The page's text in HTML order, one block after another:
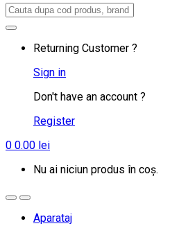
Search
Returning Customer ?
Sign in
Don't have an account ?
Register
0 0.00 lei
Nu ai niciun produs în coș.
Aparataj